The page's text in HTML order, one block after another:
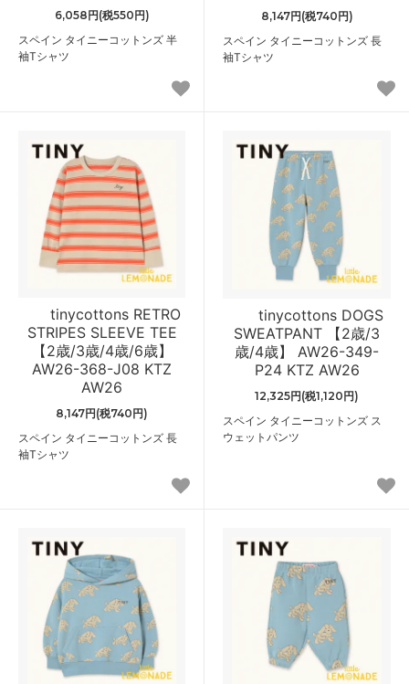
6,058円(税550円)
スペイン タイニーコットンズ 半
袖Tシャツ
8,147円(税740円)
スペイン タイニーコットンズ 長
袖Tシャツ
tinycottons RETRO
STRIPES SLEEVE TEE
【2歳/3歳/4歳/6歳】
AW26-368-J08 KTZ
AW26
8,147円(税740円)
スペイン タイニーコットンズ 長
袖Tシャツ
tinycottons DOGS
SWEATPANT 【2歳/3
歳/4歳】 AW26-349-
P24 KTZ AW26
12,325円(税1,120円)
スペイン タイニーコットンズ ス
ウェットパンツ